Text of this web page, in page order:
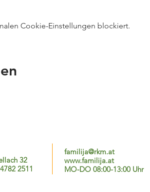
Cookie-Einstellungen blockiert.
32
2511
familija@rkm.at
www.familija.at
MO-DO 08:00-13:00 Uhr